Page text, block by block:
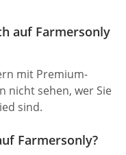
auf Farmersonly
mit Premium-
nicht sehen, wer Sie
sind.
Farmersonly?